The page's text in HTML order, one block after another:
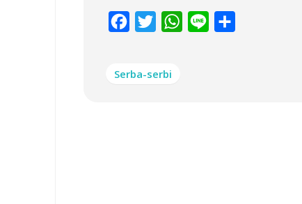
Facebook
Twitter WhatsApp
Line
Serba-serbi